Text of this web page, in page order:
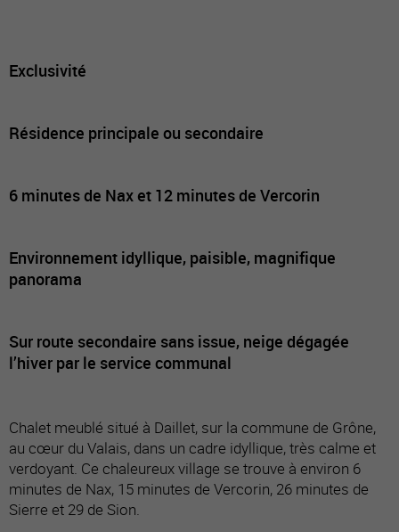
Exclusivité
Résidence principale ou secondaire
6 minutes de Nax et 12 minutes de Vercorin
Environnement idyllique, paisible, magnifique
panorama
Sur route secondaire sans issue, neige dégagée
l’hiver par le service communal
Chalet meublé situé à Daillet, sur la commune de Grône,
au cœur du Valais, dans un cadre idyllique, très calme et
verdoyant. Ce chaleureux village se trouve à environ 6
minutes de Nax, 15 minutes de Vercorin, 26 minutes de
Sierre et 29 de Sion.